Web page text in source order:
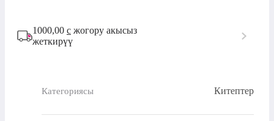
1000,00 с жогору акысыз
жеткирүү
Категориясы Китептер